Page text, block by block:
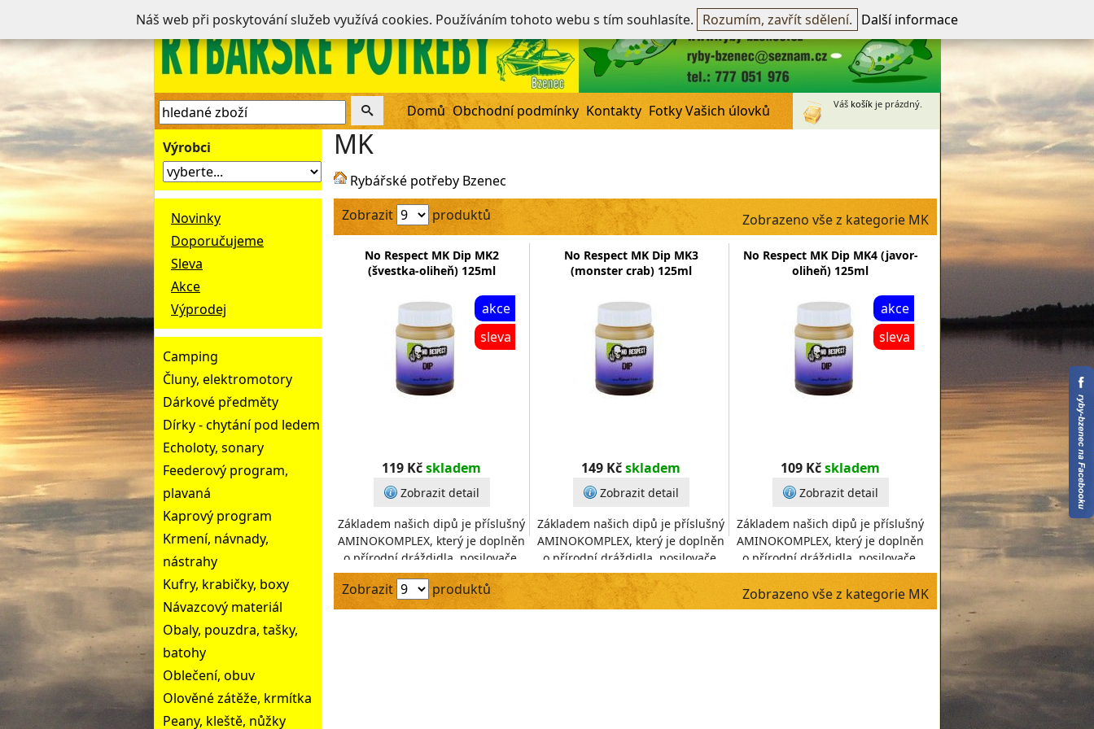
Nepřihlášen -přihlásit~Registrovat
Domů Obchodní podmínky Kontakty Fotky Vašich úlovků Váš košík je prázdný.
Výrobci
Novinky
Doporučujeme
Sleva
Akce
Výprodej
Camping
Čluny, elektromotory
Dárkové předměty
Dírky - chytání pod ledem
Echoloty, sonary
Feederový program,
plavaná
Kaprový program
Krmení, návnady,
nástrahy
Kufry, krabičky, boxy
Návazcový materiál
Obaly, pouzdra, tašky,
batohy
Oblečení, obuv
Olověné zátěže, krmítka
Peany, kleště, nůžky
MK
Rybářské potřeby Bzenec
Zobrazit
produktů Zobrazeno vše z kategorie MK
No Respect MK Dip MK2
(švestka-oliheň) 125ml
akce
sleva
119 Kčskladem
Zobrazit detail
Základem našich dipů je příslušný
AMINOKOMPLEX, který je doplněn
o přírodní dráždidla, posilovače,
aromy, aby byla vaše nástraha
výjimečná.D
No Respect MK Dip MK3
(monster crab) 125ml
149 Kčskladem
Zobrazit detail
Základem našich dipů je příslušný
AMINOKOMPLEX, který je doplněn
o přírodní dráždidla, posilovače,
aromy, aby byla vaše nástraha
výjimečná.D
No Respect MK Dip MK4 (javor-
oliheň) 125ml
akce
sleva
109 Kčskladem
Zobrazit detail
Základem našich dipů je příslušný
AMINOKOMPLEX, který je doplněn
o přírodní dráždidla, posilovače,
aromy, aby byla vaše nástraha
výjimečná.D
Zobrazit produktů Zobrazeno vše z kategorie MK
Náš web při poskytování služeb využívá cookies. Používáním tohoto webu s tím souhlasíte. Rozumím, zavřít sdělení. Další informace